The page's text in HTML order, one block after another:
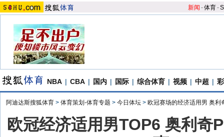
新闻 -体育-S
NBA | CBA | 国内 | 国际 | 综合体育 | 视频 | 中超 |
阿迪达斯搜狐体育 > 体育策划-体育专题 > 今日体坛 > 欧冠赛场的经济适用男 奥
欧冠经济适用男TOP6 奥利奇